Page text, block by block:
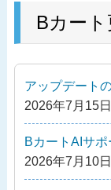
シ
ョ
ン
投
Bカー
アップデート
2026年7月15日
BカートAIサ
2026年7月10日